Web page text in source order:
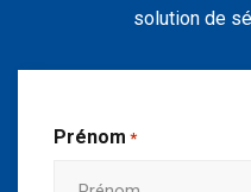
solution de
Prénom *